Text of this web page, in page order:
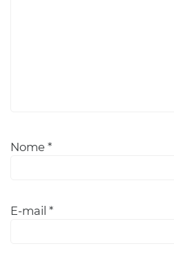
Nome *
E-mail *